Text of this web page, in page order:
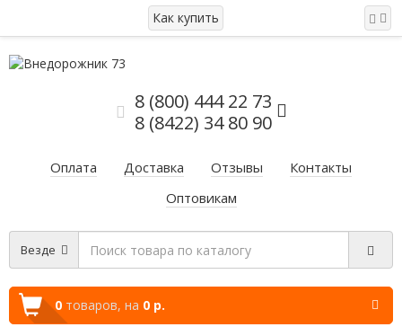
Как купить
8 (800) 444 22 73
8 (8422) 34 80 90
Оплата Доставка Отзывы
Контакты
Оптовикам
Везде
0 товаров, на 0 р.